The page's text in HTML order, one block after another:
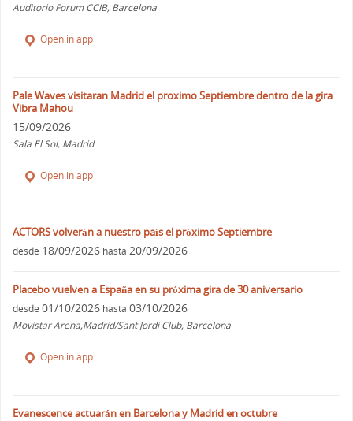
Auditorio Forum CCIB, Barcelona
Open in app
Pale Waves visitaran Madrid el proximo Septiembre dentro de la gira
Vibra Mahou
15/09/2026
Sala El Sol, Madrid
Open in app
ACTORS volverán a nuestro país el próximo Septiembre
desde 18/09/2026 hasta 20/09/2026
Placebo vuelven a España en su próxima gira de 30 aniversario
desde 01/10/2026 hasta 03/10/2026
Movistar Arena,Madrid/Sant Jordi Club, Barcelona
Open in app
Evanescence actuarán en Barcelona y Madrid en octubre